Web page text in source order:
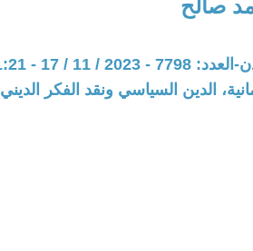
صالح
/ 11 / 17 - 11:21
الدين السياسي ونقد الفكر الديني